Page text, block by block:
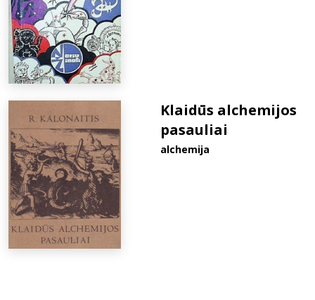
Klaidūs alchemijos
pasauliai
alchemija